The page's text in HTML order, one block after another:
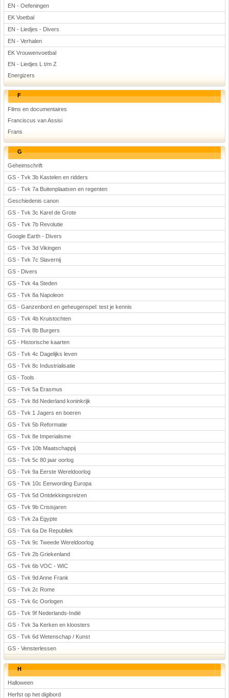
EN - Oefeningen
EK Voetbal
EN - Liedjes - Divers
EN - Verhalen
EK Vrouwenvoetbal
EN - Liedjes L t/m Z
Energizers
F
Films en documentaires
Franciscus van Assisi
Frans
G
Geheimschrift
GS - Tvk 3b Kastelen en ridders
GS - Tvk 7a Buitenplaatsen en regenten
Geschiedenis canon
GS - Tvk 3c Karel de Grote
GS - Tvk 7b Revolutie
Google Earth - Divers
GS - Tvk 3d Vikingen
GS - Tvk 7c Slavernij
GS - Divers
GS - Tvk 4a Steden
GS - Tvk 8a Napoleon
GS - Ganzenbord en geheugenspel: test je kennis
GS - Tvk 4b Kruistochten
GS - Tvk 8b Burgers
GS - Historische kaarten
GS - Tvk 4c Dagelijks leven
GS - Tvk 8c Industrialisatie
GS - Tools
GS - Tvk 5a Erasmus
GS - Tvk 8d Nederland koninkrijk
GS - Tvk 1 Jagers en boeren
GS - Tvk 5b Reformatie
GS - Tvk 8e Imperialisme
GS - Tvk 10b Maatschappij
GS - Tvk 5c 80 jaar oorlog
GS - Tvk 9a Eerste Wereldoorlog
GS - Tvk 10c Eenwording Europa
GS - Tvk 5d Ontdekkingsreizen
GS - Tvk 9b Crisisjaren
GS - Tvk 2a Egypte
GS - Tvk 6a De Republiek
GS - Tvk 9c Tweede Wereldoorlog
GS - Tvk 2b Griekenland
GS - Tvk 6b VOC - WIC
GS - Tvk 9d Anne Frank
GS - Tvk 2c Rome
GS - Tvk 6c Oorlogen
GS - Tvk 9f Nederlands-Indië
GS - Tvk 3a Kerken en kloosters
GS - Tvk 6d Wetenschap / Kunst
GS - Vensterlessen
H
Halloween
Herfst op het digibord